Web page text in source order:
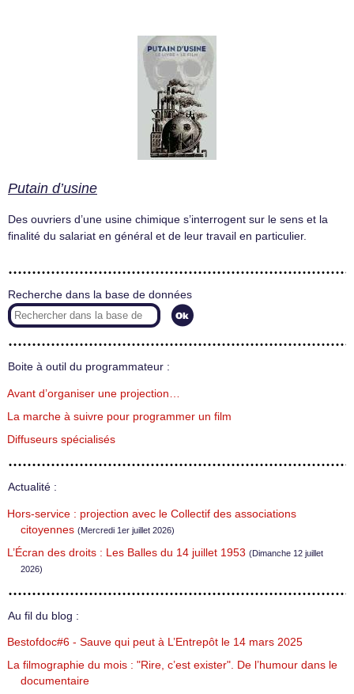
Putain d’usine
Des ouvriers d’une usine chimique s’interrogent sur le sens et la
finalité du salariat en général et de leur travail en particulier.
Recherche dans la base de données
Boite à outil du programmateur :
Avant d’organiser une projection…
La marche à suivre pour programmer un film
Diffuseurs spécialisés
Actualité :
Hors-service : projection avec le Collectif des associations
citoyennes (Mercredi 1er juillet 2026)
L’Écran des droits : Les Balles du 14 juillet 1953 (Dimanche 12 juillet
2026)
Au fil du blog :
Bestofdoc#6 - Sauve qui peut à L’Entrepôt le 14 mars 2025
La filmographie du mois : "Rire, c’est exister". De l’humour dans le
documentaire